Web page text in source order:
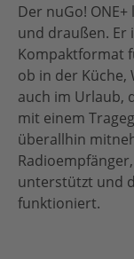
Der nuGo!
und draußen. Er
Kompaktformat
ob in der Küche,
auch im Urlaub,
mit einem
überallhin
unterstützt und
funktioniert.